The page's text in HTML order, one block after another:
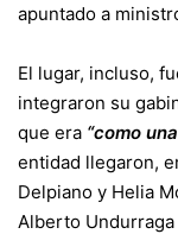
apuntado a
El lugar, incluso,
integraron su
que era “como
entidad llegaron,
Delpiano y Helia
Alberto Undurraga